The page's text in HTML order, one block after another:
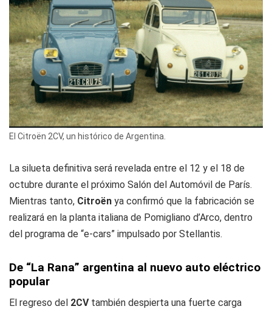
El Citroën 2CV, un histórico de Argentina.
La silueta definitiva será revelada entre el 12 y el 18 de
octubre durante el próximo Salón del Automóvil de París.
Mientras tanto, Citroën ya confirmó que la fabricación se
realizará en la planta italiana de Pomigliano d’Arco, dentro
del programa de “e-cars” impulsado por Stellantis.
De “La Rana” argentina al nuevo auto eléctrico
popular
El regreso del 2CVtambién despierta una fuerte carga